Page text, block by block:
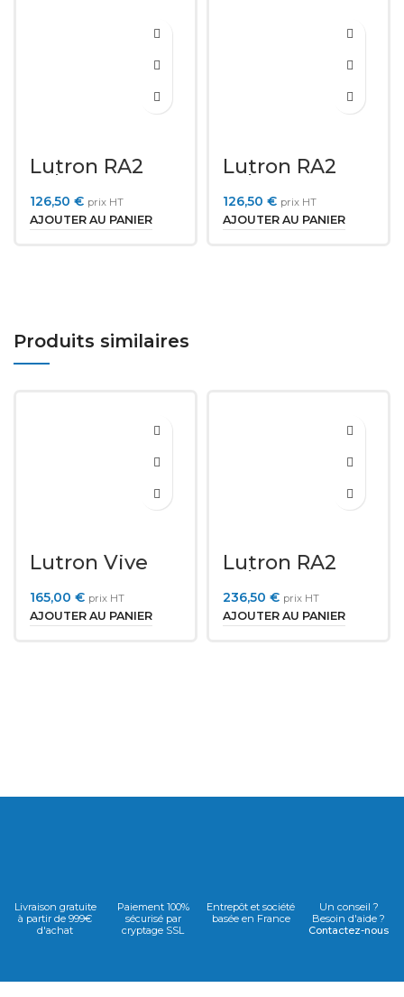
Lutron RA2
Select LRF3-
OCR2B-P-WH
126,50 € prix HT
AJOUTER AU PANIER
Lutron RA2
Select LRF3-
OKLB-P-WH
126,50 € prix HT
AJOUTER AU PANIER
Produits similaires
Lutron Vive
165,00 € prix HT
AJOUTER AU PANIER
Lutron RA2
Select LMK-
16R-DV-B
236,50 € prix HT
AJOUTER AU PANIER
Livraison gratuite
à partir de 999€
d'achat
Paiement 100%
sécurisé par
cryptage SSL
Entrepôt et société
basée en France
Un conseil ?
Besoin d'aide ?
Contactez-nous